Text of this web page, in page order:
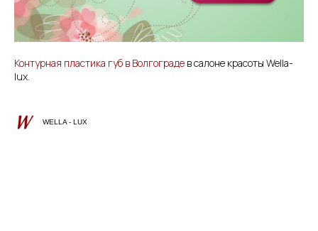
Контурная пластика губ в Волгограде в салоне красоты Wella-
lux.
WELLA - LUX